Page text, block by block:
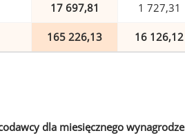
17 697,81 1 727,31
165 226,13 16 126,12
dla miesięcznego